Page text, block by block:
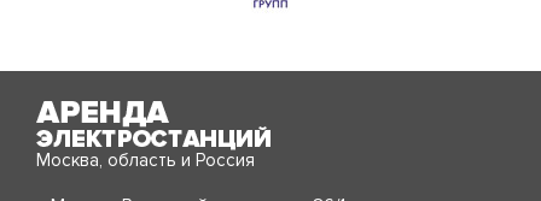
Москва, область и Россия